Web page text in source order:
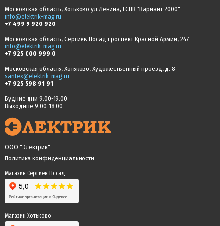
Московская область, Хотьково ул.Ленина, ГСПК "Вариант-2000"
info@elektrik-mag.ru
+7 499 9 920 920
Московская область, Сергиев Посад проспект Красной Армии, 247
info@elektrik-mag.ru
+7 925 000 999 0
Московская область, Хотьково, Художественный проезд, д. 8
santex@elektrik-mag.ru
+7 925 598 91 91
Будние дни 9.00-19.00
Выходные 9.00-18.00
ООО "Электрик"
Политика конфиденциальности
Магазин Сергиев Посад
Магазин Хотьково